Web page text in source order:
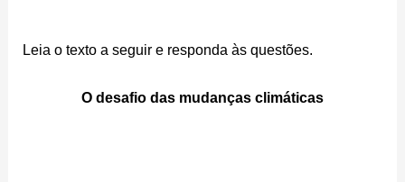
Leia o texto a seguir e responda às questões.
O desafio das mudanças climáticas